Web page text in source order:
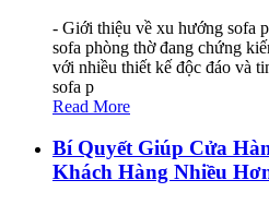
- Giới thiệu về xu hướng sofa
sofa phòng thờ đang chứng
với nhiều thiết kế độc đáo và
sofa p
Read More
Bí Quyết Giúp Cửa
Khách Hàng Nhiều